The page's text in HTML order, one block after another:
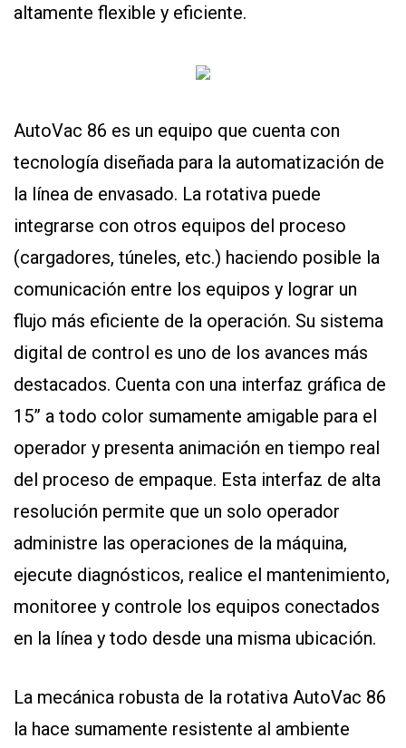
TÉRMINOS
DEL
APP
SMARTPHONE
altamente flexible y eficiente.
AutoVac 86 es un equipo que cuenta con
tecnología diseñada para la automatización de
la línea de envasado. La rotativa puede
integrarse con otros equipos del proceso
(cargadores, túneles, etc.) haciendo posible la
comunicación entre los equipos y lograr un
flujo más eficiente de la operación. Su sistema
digital de control es uno de los avances más
destacados. Cuenta con una interfaz gráfica de
15” a todo color sumamente amigable para el
operador y presenta animación en tiempo real
del proceso de empaque. Esta interfaz de alta
resolución permite que un solo operador
administre las operaciones de la máquina,
ejecute diagnósticos, realice el mantenimiento,
monitoree y controle los equipos conectados
en la línea y todo desde una misma ubicación.
La mecánica robusta de la rotativa AutoVac 86
la hace sumamente resistente al ambiente